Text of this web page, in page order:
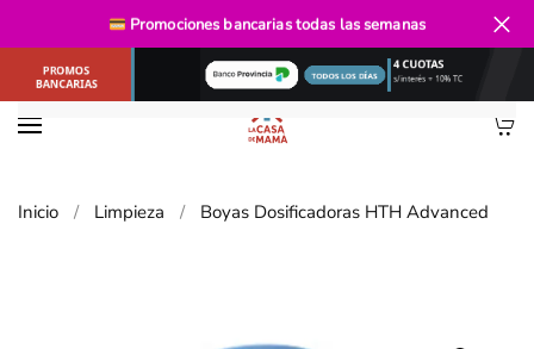
Ir al contenido principal
Inicio Limpieza Boyas Dosificadoras HTH Advanced
Envío gratisdesde $40.000